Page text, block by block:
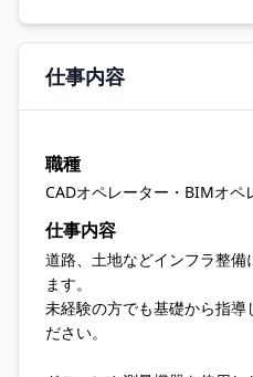
仕事内容
職種
CADオペレーター・BIMオペ
仕事内容
道路、土地などインフラ整
ます。
未経験の方でも基礎から指導
ださい。